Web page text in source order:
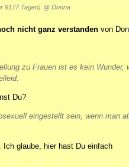
9177 Tagen) @ Donna
nicht ganz verstanden von
zu Frauen ist es kein
Du?
eingestellt sein, wenn man
glaube, hier hast Du einfach